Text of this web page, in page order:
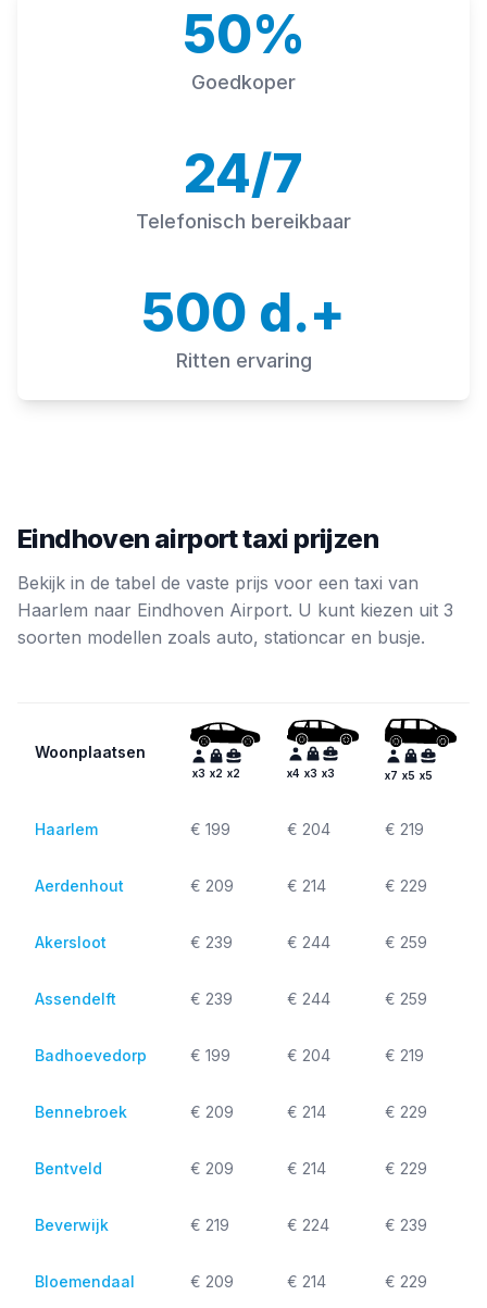
Goedkoper
50%
Telefonisch bereikbaar
24/7
Ritten ervaring
500 d.+
Eindhoven airport taxi prijzen
Bekijk in de tabel de vaste prijs voor een taxi van
Haarlem naar Eindhoven Airport. U kunt kiezen uit 3
soorten modellen zoals auto, stationcar en busje.
Woonplaatsen
x3 x2 x2 x4 x3 x3 x7 x5 x5
Haarlem € 199 € 204 € 219
Aerdenhout € 209 € 214 € 229
Akersloot € 239 € 244 € 259
Assendelft € 239 € 244 € 259
Badhoevedorp € 199 € 204 € 219
Bennebroek € 209 € 214 € 229
Bentveld € 209 € 214 € 229
Beverwijk € 219 € 224 € 239
Bloemendaal € 209 € 214 € 229